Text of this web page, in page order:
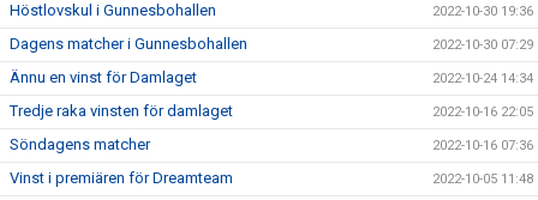
Höstlovskul i Gunnesbohallen 2022-10-30 19:36
Dagens matcher i Gunnesbohallen 2022-10-30 07:29
Ännu en vinst för Damlaget 2022-10-24 14:34
Tredje raka vinsten för damlaget 2022-10-16 22:05
Söndagens matcher 2022-10-16 07:36
Vinst i premiären för Dreamteam 2022-10-05 11:48